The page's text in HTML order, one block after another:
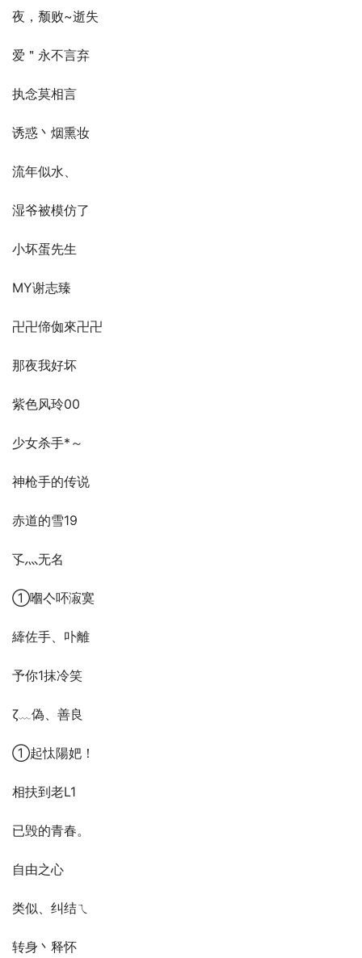
夜，颓败~逝失
爱＂永不言弃
执念莫相言
诱惑丶烟熏妆
流年似水、
湿爷被模仿了
小坏蛋先生
MY谢志臻
卍卍偙侞來卍卍
那夜我好坏
紫色风玲00
少女杀手*～
神枪手的传说
赤道的雪19
孓灬无名
①嗰亽吥漃寞
縴佐手、卟離
予你1抹冷笑
ζ﹏偽、善良
①起忲陽妑！
相扶到老L1
已毁的青春。
自由之心
类似、纠结ㄟ
转身丶释怀